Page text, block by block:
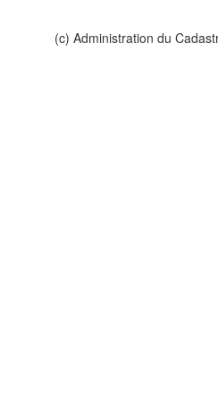
(c) Administration du